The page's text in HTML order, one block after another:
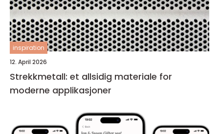
inspiration
12. April 2026
Strekkmetall: et allsidig materiale for
moderne applikasjoner